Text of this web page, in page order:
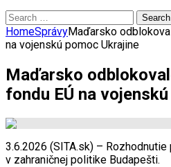
Search
for:
HomeSprávyMaďarsko
na vojenskú pomoc Ukrajine
Maďarsko
fondu EÚ na
3.6.2026 (SITA.sk) –
v zahraničnej politike Budapešti.